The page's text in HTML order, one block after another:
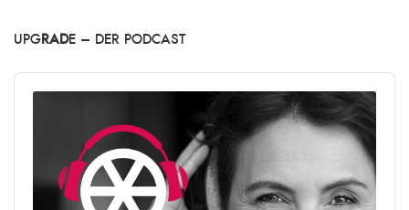
UPG RADE – DER PODCAST
Audio
Player